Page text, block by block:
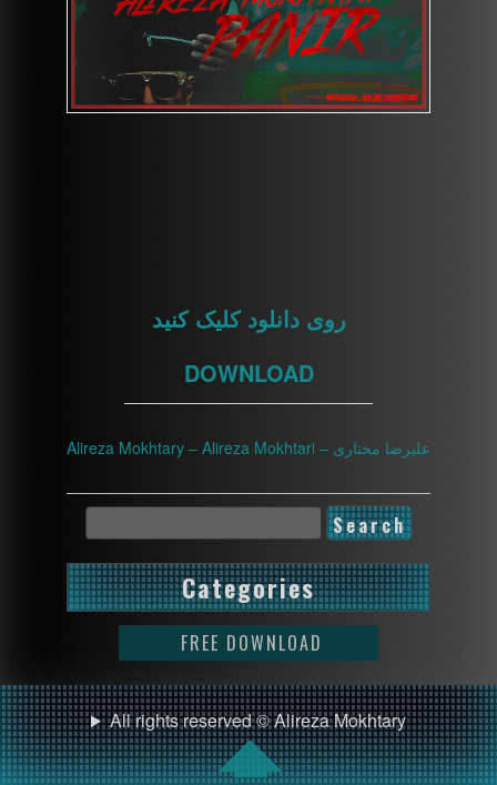
روی دانلود کلیک کنید
DOWNLOAD
————————————————
Alireza Mokhtary – Alireza Mokhtari – علیرضا مختاری
Categories
FREE DOWNLOAD
All rights reserved © Alireza Mokhtary